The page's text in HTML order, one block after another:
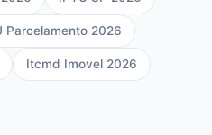
Parcelamento 2026
Itcmd Imovel 2026